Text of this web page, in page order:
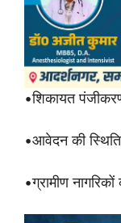
•शिकायत
•आवेदन की
•ग्रामीण